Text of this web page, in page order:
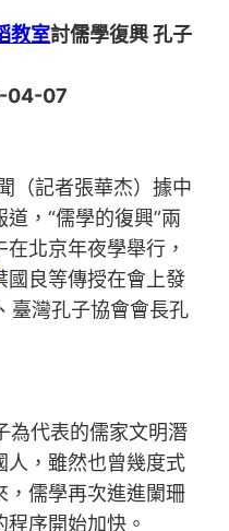
教室討儒學復興 孔子
04-07
記者張華杰）據中
，“儒學的復興”兩
北京年夜學舉行，
國良等傳授在會上發
臺灣孔子協會會長孔
代表的儒家文明潛
人，雖然也曾幾度式
，儒學再次進進闌珊
序開始加快。